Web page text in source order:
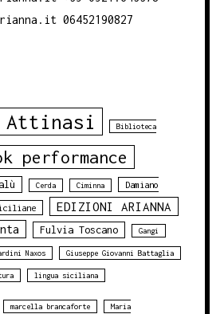
06452190827
Attinasi Biblioteca
performance
Cerda Ciminna Damiano
EDIZIONI ARIANNA
Fulvia Toscano Gangi
Naxos Giuseppe Giovanni Battaglia
lingua siciliana
marcella brancaforte Maria